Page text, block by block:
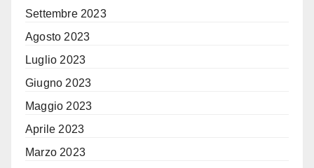
Settembre 2023
Agosto 2023
Luglio 2023
Giugno 2023
Maggio 2023
Aprile 2023
Marzo 2023